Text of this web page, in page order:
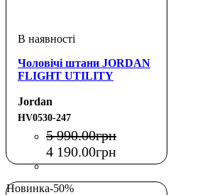
Чоловічі штани JORDAN
FLIGHT UTILITY
Jordan
HV0530-247
5 990.00грн
4 190.00грн
Новинка-50%